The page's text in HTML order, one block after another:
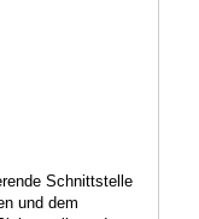
sind
damit
intakten